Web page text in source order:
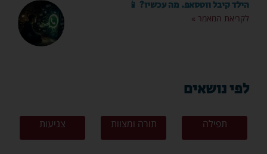
הילד קיבל ווטסאפ. מה עכשיו? 📱
לקריאת המאמר »
לפי נושאים
תפילה תורה ומצוות צניעות